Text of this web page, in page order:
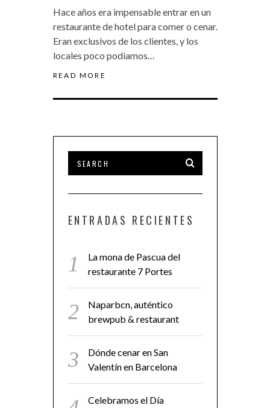
Hace años era impensable entrar en un
restaurante de hotel para comer o cenar.
Eran exclusivos de los clientes, y los
locales poco podíamos…
READ MORE
ENTRADAS RECIENTES
La mona de Pascua del
restaurante 7 Portes
Naparbcn, auténtico
brewpub & restaurant
Dónde cenar en San
Valentín en Barcelona
Celebramos el Día